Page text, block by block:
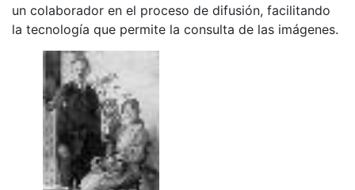
un colaborador en el proceso de difusión, facilitando
la tecnología que permite la consulta de las imágenes.